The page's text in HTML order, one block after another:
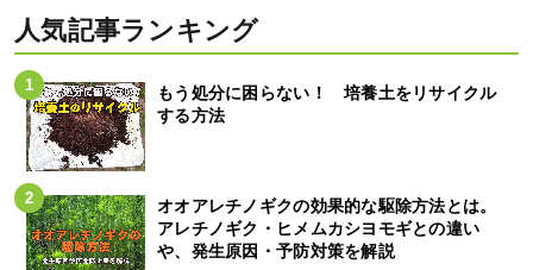
人気記事ランキング
もう処分に困らない！ 培養土をリサイクル
する方法
オオアレチノギクの効果的な駆除方法とは。
アレチノギク・ヒメムカシヨモギとの違い
や、発生原因・予防対策を解説